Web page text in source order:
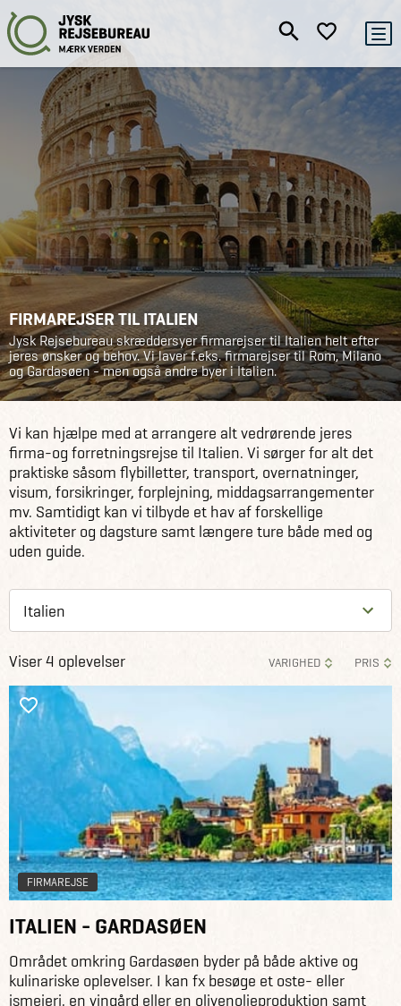
FIRMAREJSER TIL ITALIEN
Jysk Rejsebureau skræddersyer firmarejser til Italien helt efter
jeres ønsker og behov. Vi laver f.eks. firmarejser til Rom, Milano
og Gardasøen - men også andre byer i Italien.
Vi kan hjælpe med at arrangere alt vedrørende jeres
firma-og forretningsrejse til Italien. Vi sørger for alt det
praktiske såsom flybilletter, transport, overnatninger,
visum, forsikringer, forplejning, middagsarrangementer
mv. Samtidigt kan vi tilbyde et hav af forskellige
aktiviteter og dagsture samt længere ture både med og
uden guide.
VARIGHED PRIS
Viser 4 oplevelser
FIRMAREJSE
ITALIEN - GARDASØEN
Området omkring Gardasøen byder på både aktive og
kulinariske oplevelser. I kan fx besøge et oste- eller
ismejeri, en vingård eller en olivenolieproduktion samt